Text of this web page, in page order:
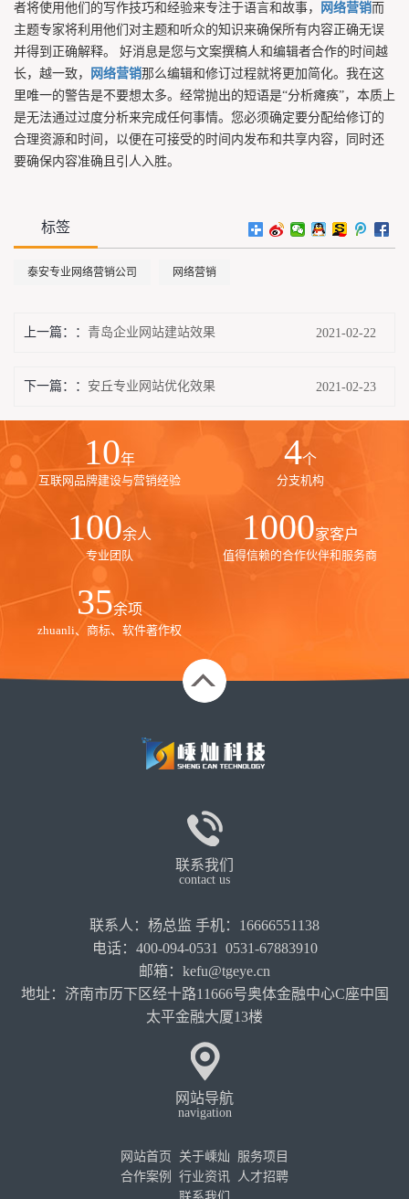
者将使用他们的写作技巧和经验来专注于语言和故事，
网络营销而
主题专家将利用他们对主题和听众的知识来确保所有内容正确无误
并得到正确解释。 好消息是您与文案撰稿人和编辑者合作的时间越
长，越一致，
网络营销那么编辑和修订过程就将更加简化。我在这
里唯一的警告是不要想太多。经常抛出的短语是“分析瘫痪”，本质上
是无法通过过度分析来完成任何事情。您必须确定要分配给修订的
合理资源和时间，以便在可接受的时间内发布和共享内容，同时还
要确保内容准确且引人入胜。
标签
泰安专业网络营销公司 网络营销
上一篇： 青岛企业网站建站效果 2021-02-22
下一篇： 安丘专业网站优化效果 2021-02-23
10年
互联网品牌建设与营销经验
4个
分支机构
100余人
专业团队
1000家客户
值得信赖的合作伙伴和服务商
35余项
zhuanli、商标、软件著作权
联系我们
contact us
联系人：杨总监 手机：16666551138
电话：400-094-0531 0531-67883910
邮箱：kefu@tgeye.cn
地址：济南市历下区经十路11666号奥体金融中心C座中国
太平金融大厦13楼
网站导航
navigation
网站首页 关于嵊灿
服务项目
合作案例
行业资讯
人才招聘